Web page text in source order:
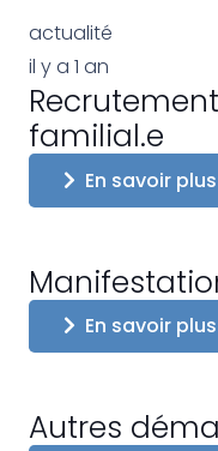
actualité
il y a 1 an
familial.e
En savoir
En savoir
Autres